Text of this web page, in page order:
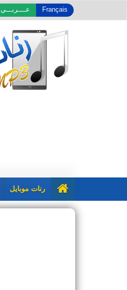
Français عــــربـــي
رنات موبايل